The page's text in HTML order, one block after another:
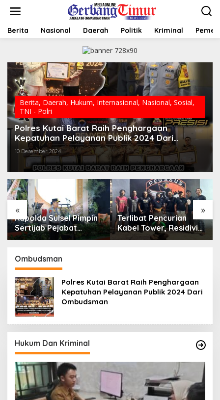
t
Berita Nasional Daerah Politik Kriminal
Berita, Daerah, Hukum, Internasional, Nasional, Sosial,
TNI - Polri
Polres Kutai Barat Raih Penghargaan
Kepatuhan Pelayanan Publik 2024 Dari
Ombudsman
10 Desember 2024
« »
Kapolda Sulsel Pimpin
Sertijab Pejabat
Utama dan Kapolres
Karolog dan
Kapolresta Gowa
Terlibat Pencurian
Kabel Tower, Residivis
yang Sempat Kabur
Ombudsman
Polres Kutai Barat Raih Penghargaan
Kepatuhan Pelayanan Publik 2024 Dari
Ombudsman
Hukum Dan Kriminal